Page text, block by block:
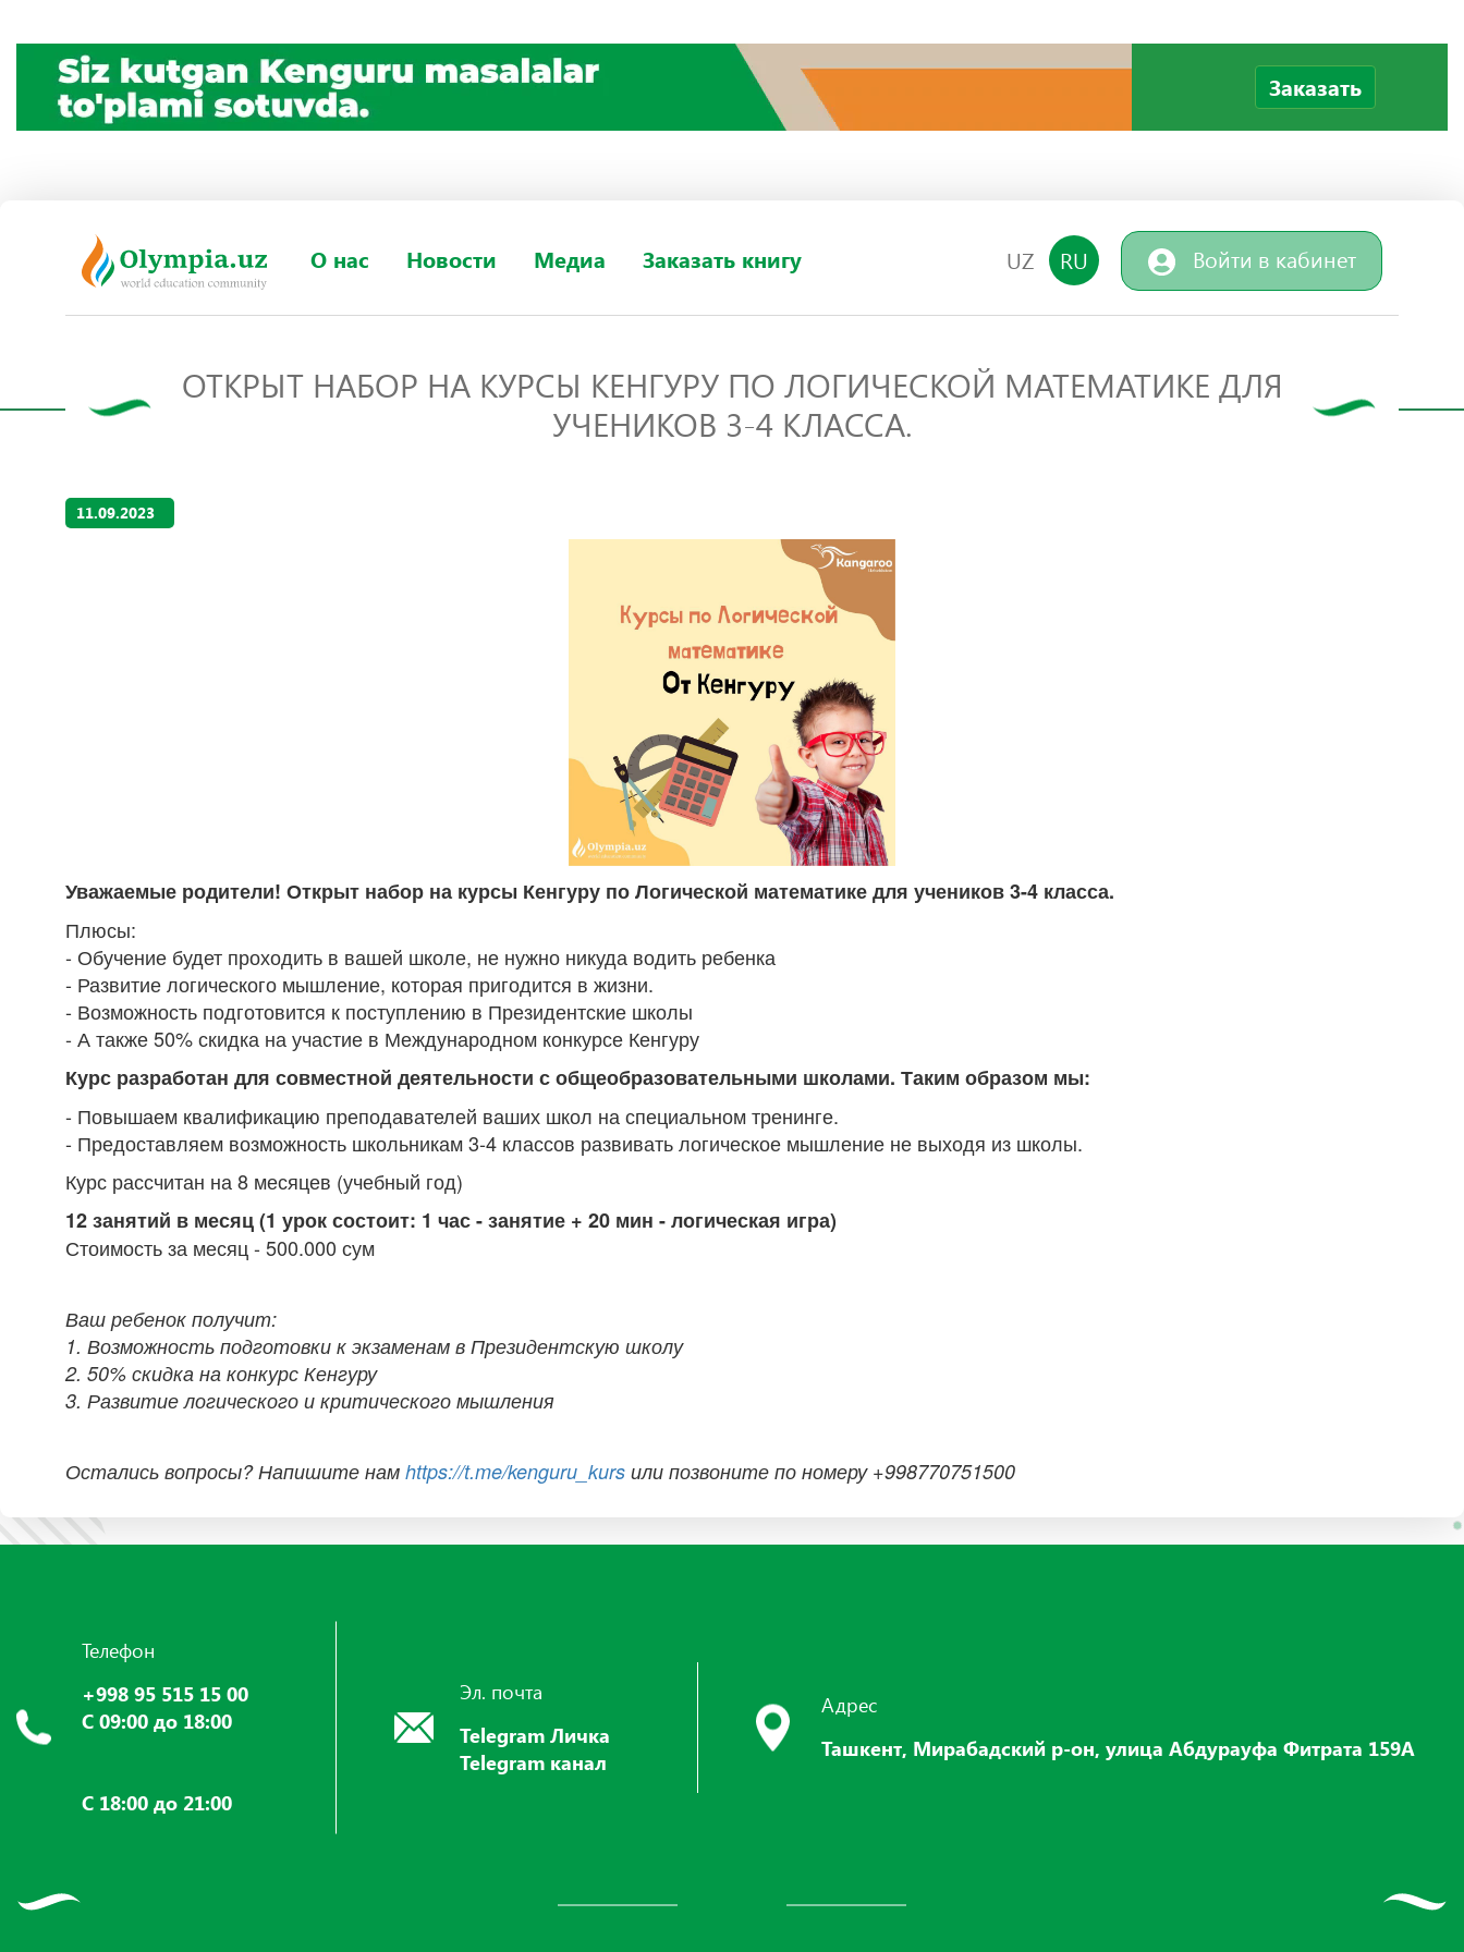
Заказать
О нас Новости Медиа Заказать книгу UZ RU Войти в кабинет
ОТКРЫТ НАБОР НА КУРСЫ КЕНГУРУ ПО ЛОГИЧЕСКОЙ МАТЕМАТИКЕ ДЛЯ
УЧЕНИКОВ 3-4 КЛАССА.
11.09.2023
Уважаемые родители! Открыт набор на курсы Кенгуру по Логической математике для учеников 3-4 класса.
Плюсы:
- Обучение будет проходить в вашей школе, не нужно никуда водить ребенка
- Развитие логического мышление, которая пригодится в жизни.
- Возможность подготовится к поступлению в Президентские школы
- А также 50% скидка на участие в Международном конкурсе Кенгуру
Курс разработан для совместной деятельности с общеобразовательными школами. Таким образом мы:
- Повышаем квалификацию преподавателей ваших школ на специальном тренинге.
- Предоставляем возможность школьникам 3-4 классов развивать логическое мышление не выходя из школы.
Курс рассчитан на 8 месяцев (учебный год)
12 занятий в месяц (1 урок состоит: 1 час - занятие + 20 мин - логическая игра)
Стоимость за месяц - 500.000 сум
Ваш ребенок получит:
1. Возможность подготовки к экзаменам в Президентскую школу
2. 50% скидка на конкурс Кенгуру
3. Развитие логического и критического мышления
Остались вопросы? Напишите нам https://t.me/kenguru_kurs или позвоните по номеру +998770751500
Телефон
+998 95 515 15 00
С 09:00 до 18:00
С 18:00 до 21:00
Эл. почта
Telegram Личка
Telegram канал
Адрес
Ташкент, Мирабадский р-он, улица Абдурауфа Фитрата 159А